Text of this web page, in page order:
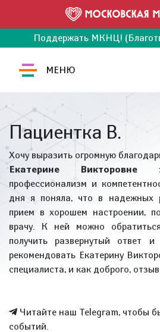
Поддержать МКНЦ!
МЕНЮ
Пациентка В.
Хочу выразить огромную
Екатерине Викторовне
профессионализм и
дня я поняла, что в надежных
прием в хорошем настроении,
врачу. К ней можно
получить развернутый ответ
рекомендовать Екатерину
специалиста, и как доброго,
Читайте наш Telegram, чтобы
событий.